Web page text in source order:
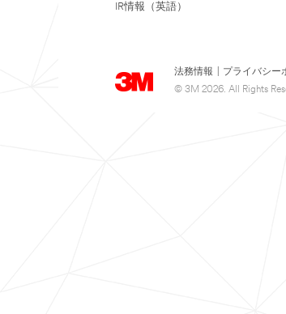
IR情報（英語）
法務情報 プライバシー
© 3M 2026. All Rights